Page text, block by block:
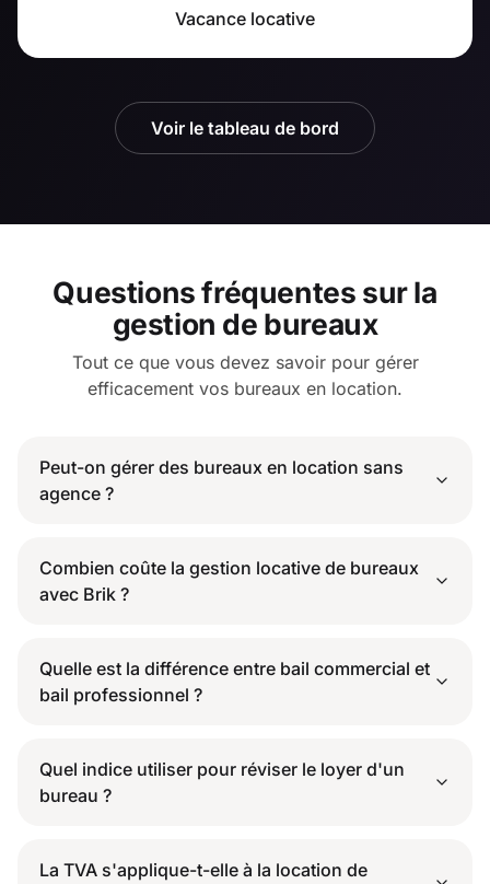
Vacance locative
Voir le tableau de bord
Questions fréquentes sur la
gestion de bureaux
Tout ce que vous devez savoir pour gérer
efficacement vos bureaux en location.
Peut-on gérer des bureaux en location sans
agence ?
Combien coûte la gestion locative de bureaux
avec Brik ?
Quelle est la différence entre bail commercial et
bail professionnel ?
Quel indice utiliser pour réviser le loyer d'un
bureau ?
La TVA s'applique-t-elle à la location de